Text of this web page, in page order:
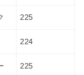
225
224
225